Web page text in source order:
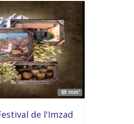
69 min'
de l'Imzad